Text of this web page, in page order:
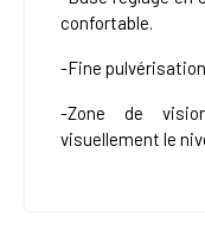
confortable.
-Fine pulvérisation
-Zone de
visuellement le